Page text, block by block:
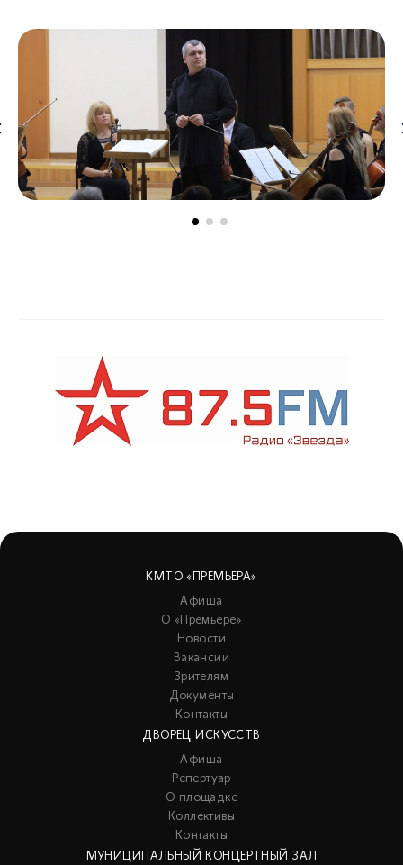
КМТО «ПРЕМЬЕРА»
Афиша
О «Премьере»
Новости
Вакансии
Зрителям
Документы
Контакты
ДВОРЕЦ ИСКУССТВ
Афиша
Репертуар
О площадке
Коллективы
Контакты
МУНИЦИПАЛЬНЫЙ КОНЦЕРТНЫЙ ЗАЛ